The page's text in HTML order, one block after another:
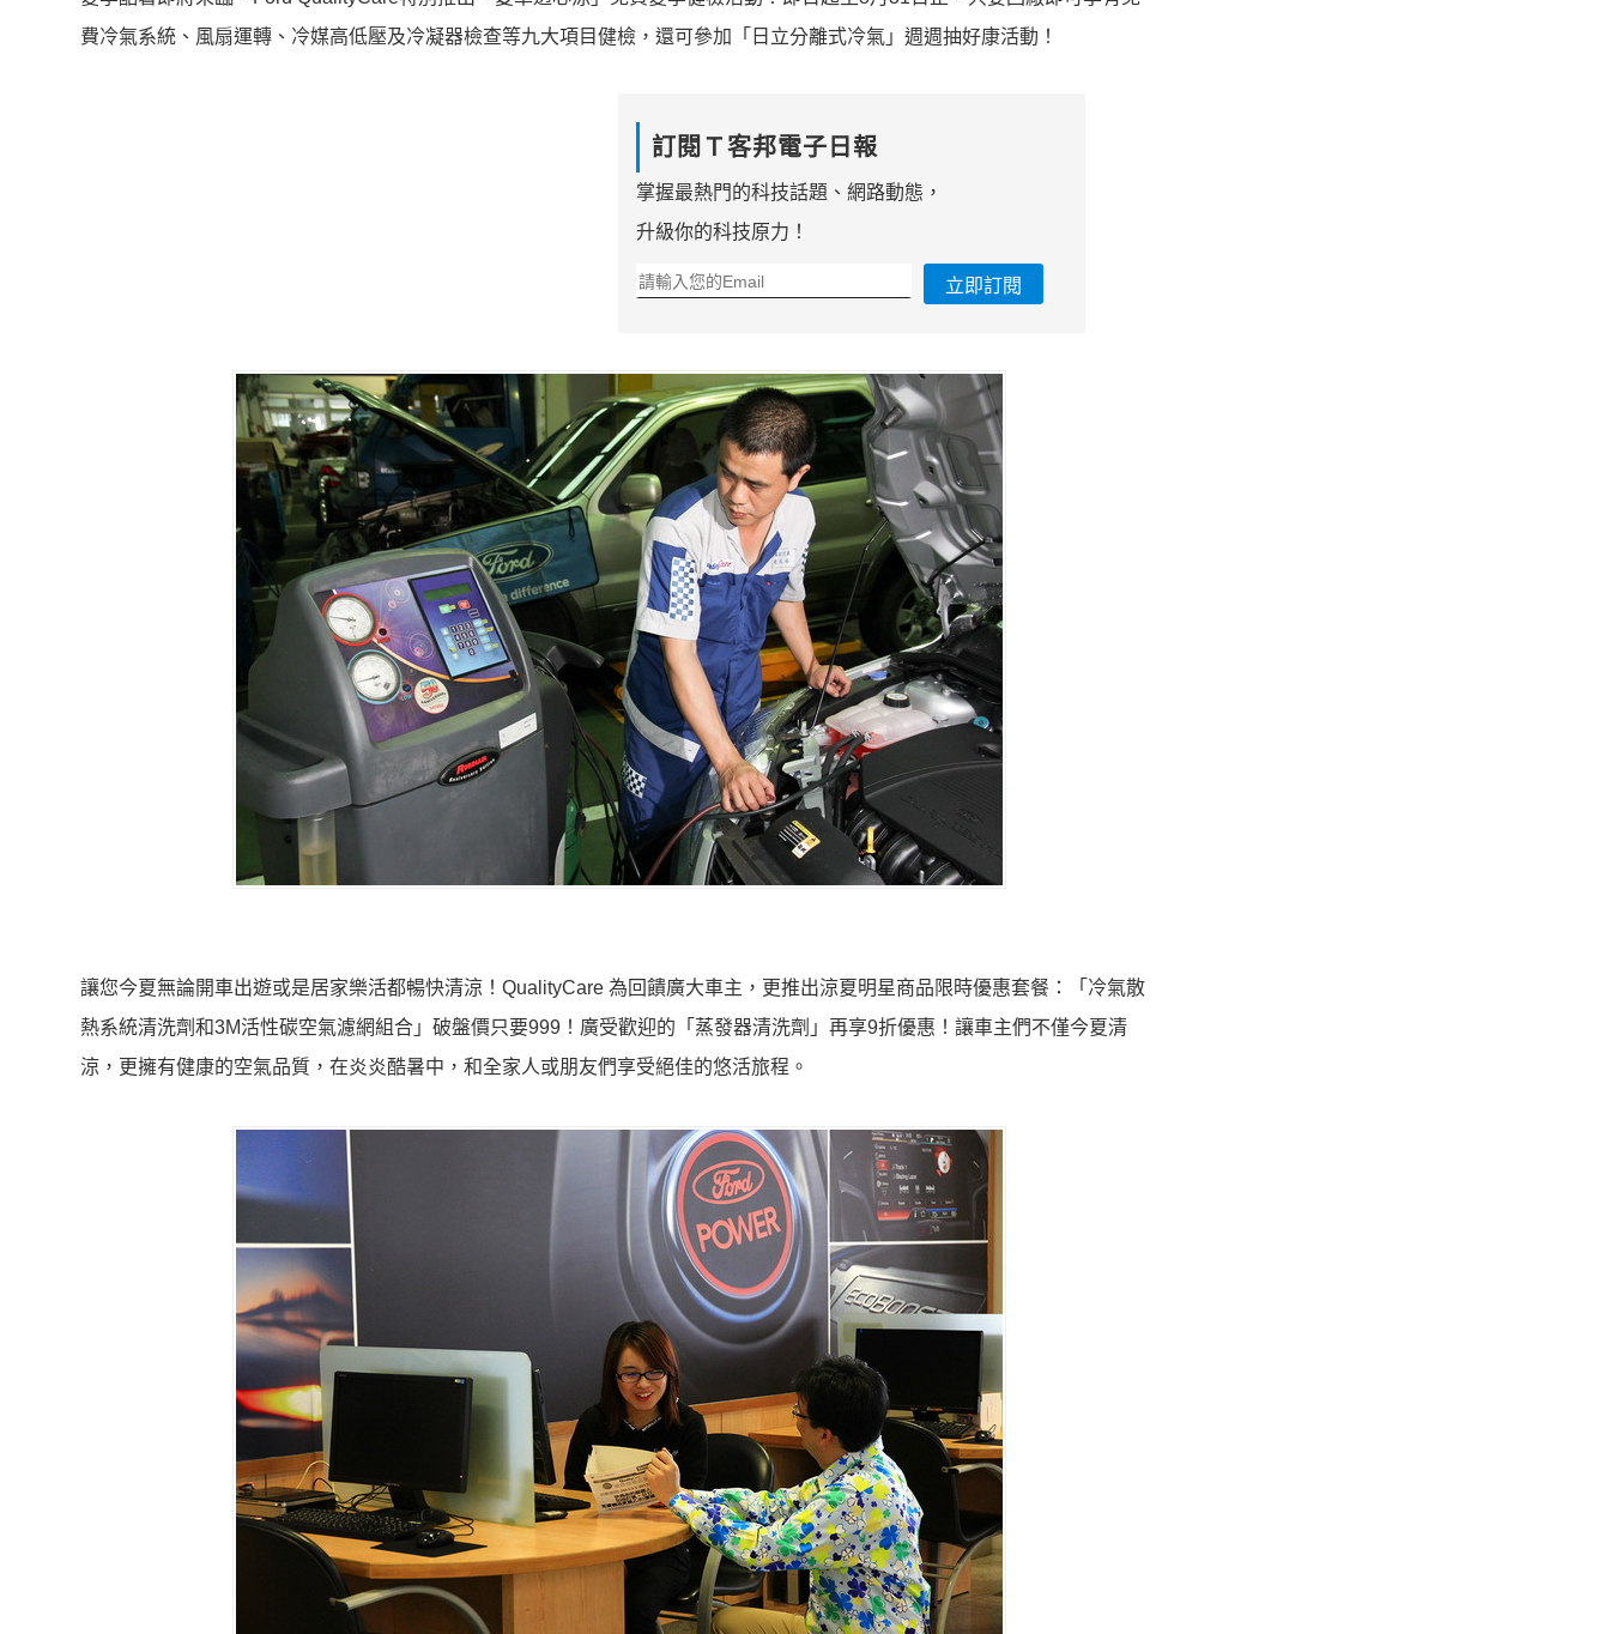
費冷氣系統、風扇運轉、冷媒高低壓及冷凝器檢查等九大項目健檢，還可參加「日立分離式冷氣」週週抽好康活動！
訂閱Ｔ客邦電子日報
掌握最熱門的科技話題、網路動態，
升級你的科技原力！
立即訂閱
讓您今夏無論開車出遊或是居家樂活都暢快清涼！QualityCare 為回饋廣大車主，更推出涼夏明星商品限時優惠套餐：「冷氣散
熱系統清洗劑和3M活性碳空氣濾網組合」破盤價只要999！廣受歡迎的「蒸發器清洗劑」再享9折優惠！讓車主們不僅今夏清
涼，更擁有健康的空氣品質，在炎炎酷暑中，和全家人或朋友們享受絕佳的悠活旅程。